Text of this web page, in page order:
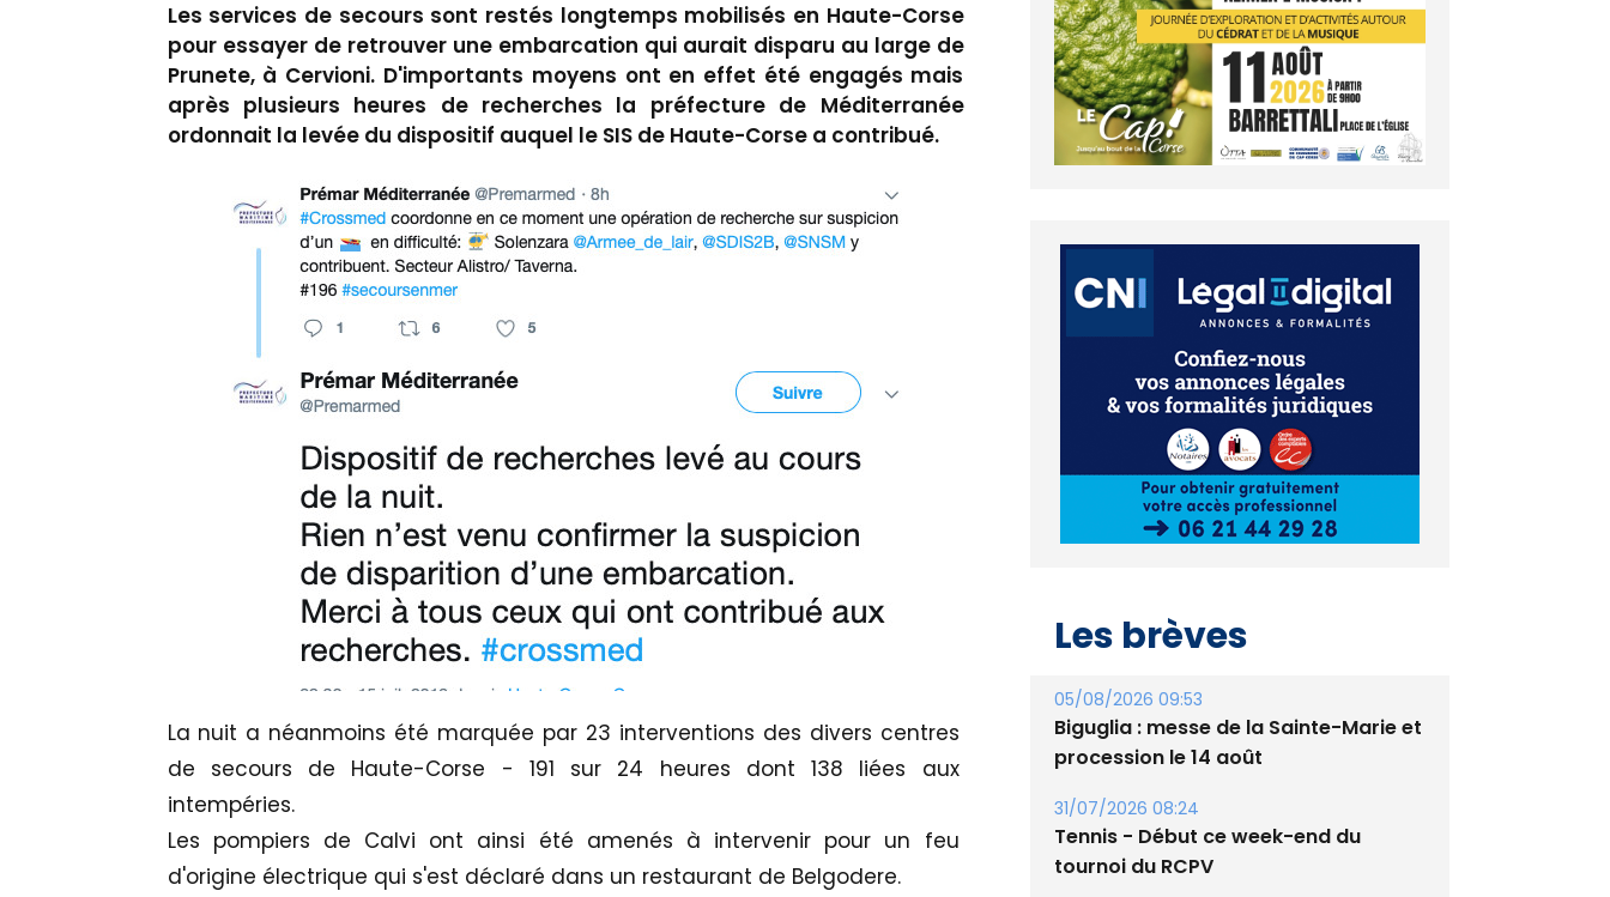
Les services de secours sont restés longtemps mobilisés en Haute-Corse
pour essayer de retrouver une embarcation qui aurait disparu au large de
Prunete, à Cervioni. D'importants moyens ont en effet été engagés mais
après plusieurs heures de recherches la préfecture de Méditerranée
ordonnait la levée du dispositif auquel le SIS de Haute-Corse a contribué.
La nuit a néanmoins été marquée par 23 interventions des divers centres
de secours de Haute-Corse - 191 sur 24 heures dont 138 liées aux
intempéries.
Les pompiers de Calvi ont ainsi été amenés à intervenir pour un feu
d'origine électrique qui s'est déclaré dans un restaurant de Belgodere.
Les brèves
05/08/2026 09:53
Biguglia : messe de la Sainte-Marie et
procession le 14 août
31/07/2026 08:24
Tennis - Début ce week-end du
tournoi du RCPV